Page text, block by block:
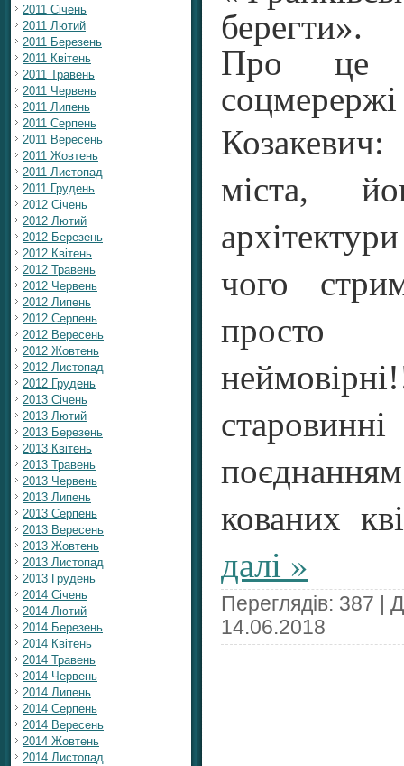
2011 Січень
2011 Лютий
2011 Березень
2011 Квітень
2011 Травень
2011 Червень
2011 Липень
2011 Серпень
2011 Вересень
2011 Жовтень
2011 Листопад
2011 Грудень
2012 Січень
2012 Лютий
2012 Березень
2012 Квітень
2012 Травень
2012 Червень
2012 Липень
2012 Серпень
2012 Вересень
2012 Жовтень
2012 Листопад
2012 Грудень
2013 Січень
2013 Лютий
2013 Березень
2013 Квітень
2013 Травень
2013 Червень
2013 Липень
2013 Серпень
2013 Вересень
2013 Жовтень
2013 Листопад
2013 Грудень
2014 Січень
2014 Лютий
2014 Березень
2014 Квітень
2014 Травень
2014 Червень
2014 Липень
2014 Серпень
2014 Вересень
2014 Жовтень
2014 Листопад
берегти».
Про це
міста,
чого
просто
кованих
далі »
Переглядів: 387 |
14.06.2018